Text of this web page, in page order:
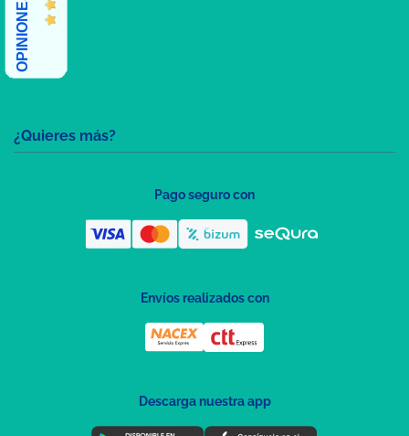
¿Quieres más?
Pago seguro con
Envíos realizados con
Descarga nuestra app